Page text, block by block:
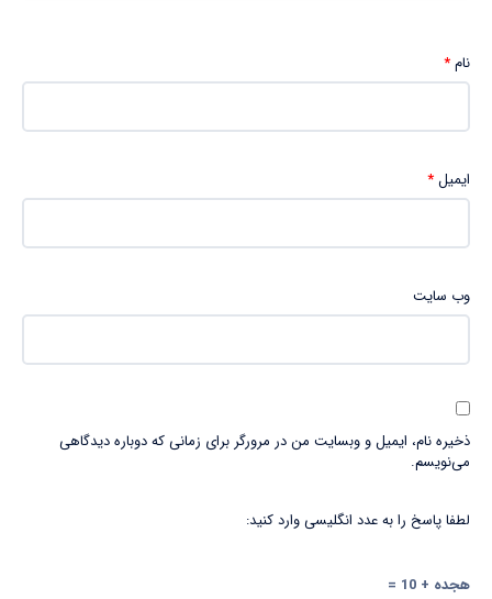
نام*
ایمیل*
وب‌ سایت
ذخیره نام، ایمیل و وبسایت من در مرورگر برای زمانی که دوباره دیدگاهی
می‌نویسم.
لطفا پاسخ را به عدد انگلیسی وارد کنید:
هجده + 10 =